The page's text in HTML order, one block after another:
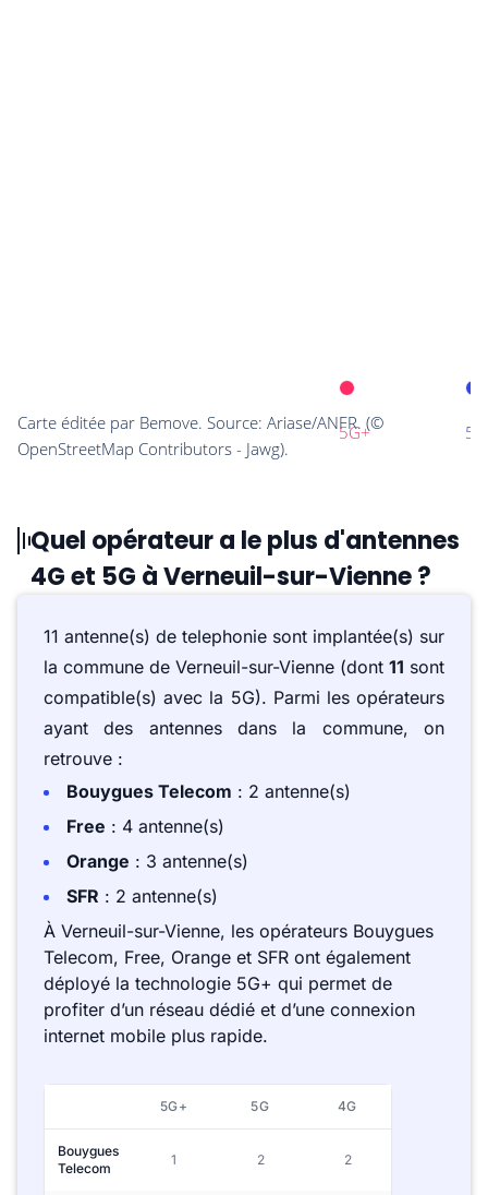
Quel opérateur a le plus d'antennes
4G et 5G à Verneuil-sur-Vienne ?
11 antenne(s) de telephonie sont implantée(s) sur
la commune de Verneuil-sur-Vienne (dont 11 sont
compatible(s) avec la 5G). Parmi les opérateurs
ayant des antennes dans la commune, on
retrouve :
Bouygues Telecom : 2 antenne(s)
Free : 4 antenne(s)
Orange : 3 antenne(s)
SFR : 2 antenne(s)
À Verneuil-sur-Vienne, les opérateurs Bouygues
Telecom, Free, Orange et SFR ont également
déployé la technologie 5G+ qui permet de
profiter d’un réseau dédié et d’une connexion
internet mobile plus rapide.
5G+ 5G 4G
Bouygues
Telecom
1 2 2